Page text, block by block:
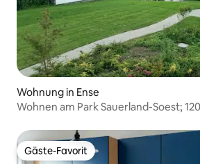
Wohnung in Ense
Wohnen am Park Sauerland-Soest;
Gäste-Favorit
Gäste-Favorit